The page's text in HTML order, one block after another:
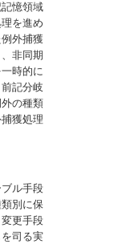
憶領域
を進め
外捕獲
非同期
時的に
記分岐
の種類
獲処理
ル手段
別に保
更手段
司る実